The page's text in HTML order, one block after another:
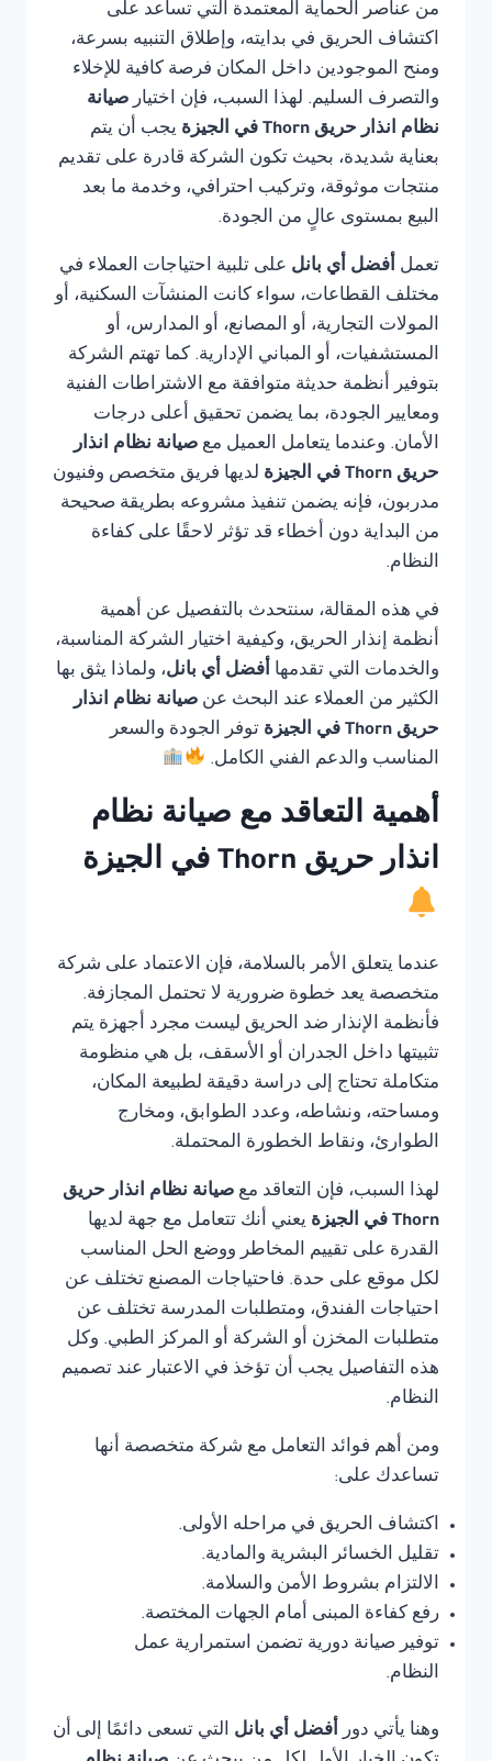
من عناصر الحماية المعتمدة التي تساعد على
اكتشاف الحريق في بدايته، وإطلاق التنبيه بسرعة،
ومنح الموجودين داخل المكان فرصة كافية للإخلاء
والتصرف السليم. لهذا السبب، فإن اختيار صيانة
نظام انذار حريق Thorn في الجيزة
يجب أن يتم
بعناية شديدة، بحيث تكون الشركة قادرة على تقديم
منتجات موثوقة، وتركيب احترافي، وخدمة ما بعد
البيع بمستوى عالٍ من الجودة.
تعمل أفضل أي بانل على تلبية احتياجات العملاء في
مختلف القطاعات، سواء كانت المنشآت السكنية، أو
المولات التجارية، أو المصانع، أو المدارس، أو
المستشفيات، أو المباني الإدارية. كما تهتم الشركة
بتوفير أنظمة حديثة متوافقة مع الاشتراطات الفنية
ومعايير الجودة، بما يضمن تحقيق أعلى درجات
الأمان. وعندما يتعامل العميل مع صيانة نظام انذار
حريق Thorn في الجيزة
لديها فريق متخصص وفنيون
مدربون، فإنه يضمن تنفيذ مشروعه بطريقة صحيحة
من البداية دون أخطاء قد تؤثر لاحقًا على كفاءة
النظام.
في هذه المقالة، سنتحدث بالتفصيل عن أهمية
أنظمة إنذار الحريق، وكيفية اختيار الشركة المناسبة،
والخدمات التي تقدمها أفضل أي بانل، ولماذا يثق بها
الكثير من العملاء عند البحث عن صيانة نظام انذار
حريق Thorn في الجيزة
توفر الجودة والسعر
المناسب والدعم الفني الكامل.
أهمية التعاقد مع صيانة نظام
انذار حريق Thorn في الجيزة
عندما يتعلق الأمر بالسلامة، فإن الاعتماد على شركة
متخصصة يعد خطوة ضرورية لا تحتمل المجازفة.
فأنظمة الإنذار ضد الحريق ليست مجرد أجهزة يتم
تثبيتها داخل الجدران أو الأسقف، بل هي منظومة
متكاملة تحتاج إلى دراسة دقيقة لطبيعة المكان،
ومساحته، ونشاطه، وعدد الطوابق، ومخارج
الطوارئ، ونقاط الخطورة المحتملة.
لهذا السبب، فإن التعاقد مع صيانة نظام انذار حريق
Thorn في الجيزة
يعني أنك تتعامل مع جهة لديها
القدرة على تقييم المخاطر ووضع الحل المناسب
لكل موقع على حدة. فاحتياجات المصنع تختلف عن
احتياجات الفندق، ومتطلبات المدرسة تختلف عن
متطلبات المخزن أو الشركة أو المركز الطبي. وكل
هذه التفاصيل يجب أن تؤخذ في الاعتبار عند تصميم
النظام.
ومن أهم فوائد التعامل مع شركة متخصصة أنها
تساعدك على:
اكتشاف الحريق في مراحله الأولى.
تقليل الخسائر البشرية والمادية.
الالتزام بشروط الأمن والسلامة.
رفع كفاءة المبنى أمام الجهات المختصة.
توفير صيانة دورية تضمن استمرارية عمل
النظام.
وهنا يأتي دور أفضل أي بانل التي تسعى دائمًا إلى أن